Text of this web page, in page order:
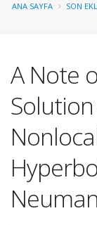
ANA SAYFA SON
A Note